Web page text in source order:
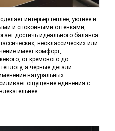
интерьер теплее, уютнее и
и спокойными оттенками,
достичь идеального баланса.
неоклассических или
имеет комфорт,
от кремового до
а черные детали
натуральных
ощущение единения с